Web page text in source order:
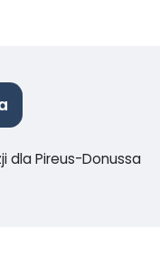
dla Pireus-Donussa